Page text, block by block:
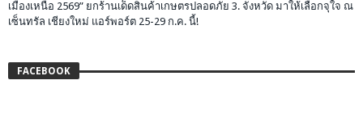
เมืองเหนือ 2569” ยกร้านเด็ดสินค้าเกษตรปลอดภัย 3. จังหวัด มาให้เลือกจุใจ ณ
เซ็นทรัล เชียงใหม่ แอร์พอร์ต 25-29 ก.ค. นี้!
FACEBOOK